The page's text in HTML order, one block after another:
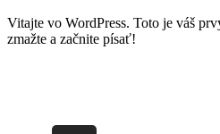
Vitajte vo WordPress. Toto je váš
zmažte a začnite písať!